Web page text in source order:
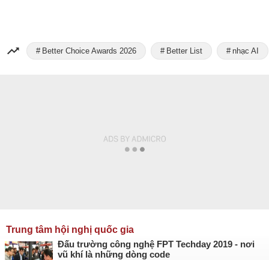
Better Choice Awards 2026 Better List nhạc AI
Trung tâm hội nghị quốc gia
Đấu trường công nghệ FPT Techday 2019 - nơi
vũ khí là những dòng code